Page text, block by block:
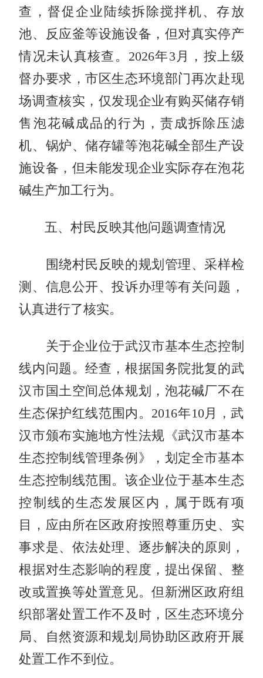
查，督促企业陆续拆除搅拌机、存放
池、反应釜等设施设备，但对真实停产
情况未认真核查。2026年3月，按上级
督办要求，市区生态环境部门再次赴现
场调查核实，仅发现企业有购买储存销
售泡花碱成品的行为，责成拆除压滤
机、锅炉、储存罐等泡花碱全部生产设
施设备，但未能发现企业实际存在泡花
碱生产加工行为。
五、村民反映其他问题调查情况
围绕村民反映的规划管理、采样检
测、信息公开、投诉办理等有关问题，
认真进行了核实。
关于企业位于武汉市基本生态控制
线内问题。经查，根据国务院批复的武
汉市国土空间总体规划，泡花碱厂不在
生态保护红线范围内。2016年10月，武
汉市颁布实施地方性法规《武汉市基本
生态控制线管理条例》，划定全市基本
生态控制线范围。该企业位于基本生态
控制线的生态发展区内，属于既有项
目，应由所在区政府按照尊重历史、实
事求是、依法处理、逐步解决的原则，
根据对生态影响的程度，提出保留、整
改或置换等处置意见。但新洲区政府组
织部署处置工作不及时，区生态环境分
局、自然资源和规划局协助区政府开展
处置工作不到位。